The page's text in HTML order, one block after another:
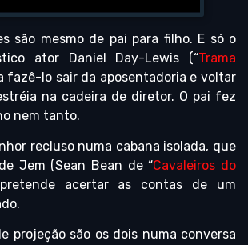
são mesmo de pai para filho. E só o
ator Daniel Day-Lewis (“Trama
fazê-lo sair da aposentadoria e voltar
na cadeira de diretor. O pai fez
nem tanto.
recluso numa cabana isolada, que
Jem (Sean Bean de “Cavaleiros do
acertar as contas de um
projeção são os dois numa conversa